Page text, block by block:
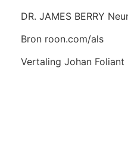
DR. JAMES BERRY
Bron roon.com/als
Vertaling Johan Foliant